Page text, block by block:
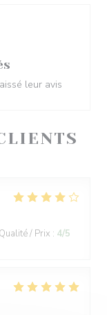
Qualité / Prix : 4/5
leur avis